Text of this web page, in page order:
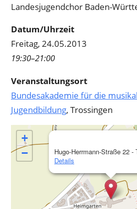
Landesjugendchor Baden-
Datum/Uhrzeit
Freitag, 24.05.2013
19:30–21:00
Veranstaltungsort
Bundesakademie für die
Jugendbildung, Trossingen
Hugo-Herrmann-Straße 22 -
Details
+
−